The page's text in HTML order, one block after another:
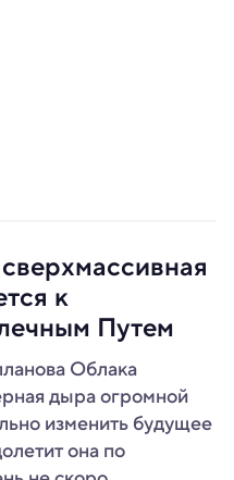
к
Путем
Облака
дыра огромной
изменить будущее
она по